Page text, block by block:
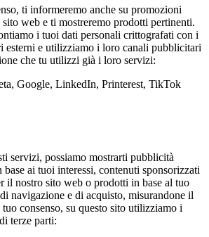
ti informeremo anche su promozioni
sito web e ti mostreremo prodotti pertinenti.
i tuoi dati personali crittografati con i
esterni e utilizziamo i loro canali pubblicitari
che tu utilizzi già i loro servizi:
Google, LinkedIn, Printerest, TikTok
servizi, possiamo mostrarti pubblicità
base ai tuoi interessi, contenuti sponsorizzati
il nostro sito web o prodotti in base al tuo
navigazione e di acquisto, misurandone il
consenso, su questo sito utilizziamo i
terze parti: